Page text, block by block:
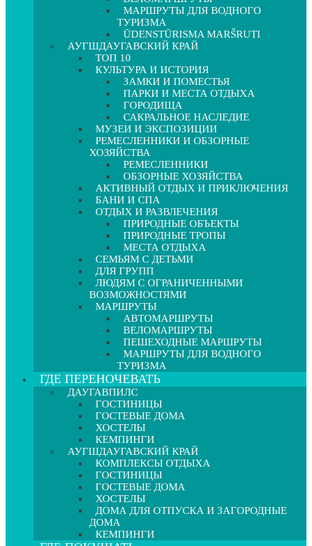
МАРШРУТЫ ДЛЯ ВОДНОГО
ТУРИЗМА
ŪDENSTŪRISMA MARŠRUTI
АУГШДАУГАВСКИЙ КРАЙ
ТОП 10
КУЛЬТУРА И ИСТОРИЯ
ЗАМКИ И ПОМЕСТЬЯ
ПАРКИ И МЕСТА ОТДЫХА
ГОРОДИЩА
САКРАЛЬНОЕ НАСЛЕДИЕ
МУЗЕИ И ЭКСПОЗИЦИИ
РЕМЕСЛЕННИКИ И ОБЗОРНЫЕ
ХОЗЯЙСТВА
РЕМЕСЛЕННИКИ
ОБЗОРНЫЕ ХОЗЯЙСТВА
АКТИВНЫЙ ОТДЫХ И ПРИКЛЮЧЕНИЯ
БАНИ И СПА
ОТДЫХ И РАЗВЛЕЧЕНИЯ
ПРИРОДНЫЕ ОБЪЕКТЫ
ПРИРОДНЫЕ ТРОПЫ
МЕСТА ОТДЫХА
СЕМЬЯМ С ДЕТЬМИ
ДЛЯ ГРУПП
ЛЮДЯМ С ОГРАНИЧЕННЫМИ
ВОЗМОЖНОСТЯМИ
МАРШРУТЫ
АВТОМАРШРУТЫ
ВЕЛОМАРШРУТЫ
ПЕШЕХОДНЫЕ МАРШРУТЫ
МАРШРУТЫ ДЛЯ ВОДНОГО
ТУРИЗМА
ГДЕ ПЕРЕНОЧЕВАТЬ
ДАУГАВПИЛС
ГОСТИНИЦЫ
ГОСТЕВЫЕ ДОМА
ХОСТЕЛЫ
КЕМПИНГИ
АУГШДАУГАВСКИЙ КРАЙ
КОМПЛЕКСЫ ОТДЫХА
ГОСТИНИЦЫ
ГОСТЕВЫЕ ДОМА
ХОСТЕЛЫ
ДОМА ДЛЯ ОТПУСКА И ЗАГОРОДНЫЕ
ДОМА
КЕМПИНГИ